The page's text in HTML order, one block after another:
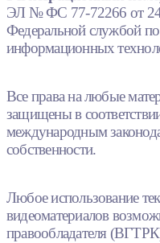
ЭЛ № ФС 77-72266 от
Федеральной службой по
информационных
Все права на любые
защищены в
международным
собственности.
Любое использование
видеоматериалов
правообладателя